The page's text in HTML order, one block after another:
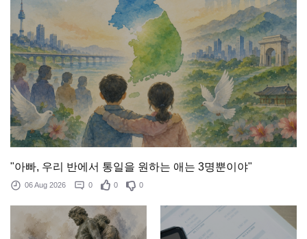
"아빠, 우리 반에서 통일을 원하는 애는 3명뿐이야"
06 Aug 2026 0 0 0